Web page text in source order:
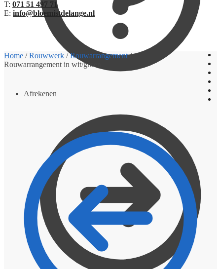
Afrekenen
T: 071 51 497 71
E: info@bloemistdelange.nl
Home /Rouwwerk /Rouwarrangement/
Rouwarrangement in wit/groen